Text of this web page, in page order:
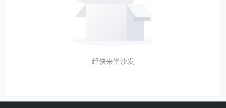
赶快来坐沙发